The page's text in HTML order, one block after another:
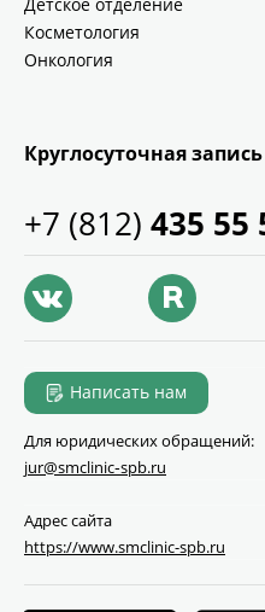
Косметология
Онкология
Круглосуточная запись
+7 (812) 435 55
Написать нам
Для юридических обращений:
jur@smclinic‑spb.ru
Адрес сайта
https://www.smclinic-spb.ru